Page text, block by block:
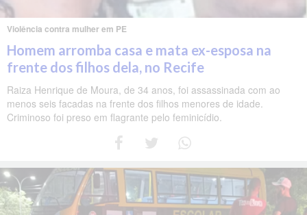
Violência contra mulher em PE
Homem arromba casa e mata ex-esposa na
frente dos filhos dela, no Recife
Raiza Henrique de Moura, de 34 anos, foi assassinada com ao
menos seis facadas na frente dos filhos menores de idade.
Criminoso foi preso em flagrante pelo feminicídio.